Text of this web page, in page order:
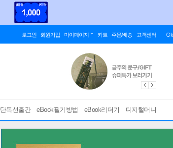
로그인 회원가입 마이페이지 카트 주문/배송 고객센터
단독선출간 eBook필기방법 eBook리더기 디지털머니